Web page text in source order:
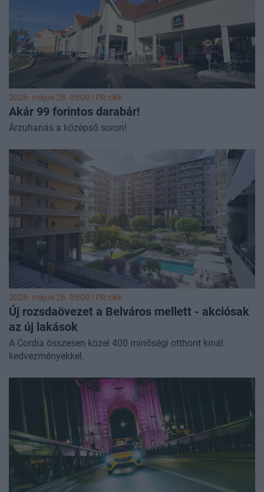
tisztítószerek ára 2,8%-kal, a testápolási cikkeké pedig
2,9%-kal nőtt, különösen figyelemreméltó.
2026. május 28. 05:00 | PR cikk
Akár 99 forintos darabár!
Árzuhanás a középső soron!
2026. május 26. 05:00 | PR cikk
Új rozsdaövezet a Belváros mellett - akciósak
az új lakások
A Cordia összesen közel 400 minőségi otthont kínál
kedvezményekkel.